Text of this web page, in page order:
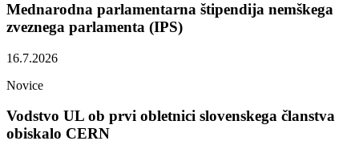
Mednarodna parlamentarna štipendija nemškega
zveznega parlamenta (IPS)
16.7.2026
Novice
Vodstvo UL ob prvi obletnici slovenskega članstva
obiskalo CERN